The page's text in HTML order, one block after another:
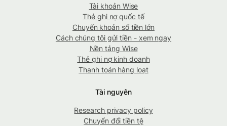
Tài khoản Wise
Thẻ ghi nợ quốc tế
Chuyển khoản số tiền lớn
Cách chúng tôi gửi tiền - xem ngay
Nền tảng Wise
Thẻ ghi nợ kinh doanh
Thanh toán hàng loạt
Tài nguyên
Research privacy policy
Chuyển đổi tiền tệ